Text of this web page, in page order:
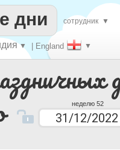
неделю 52
▼ | England ▼
дни сотрудник ▼